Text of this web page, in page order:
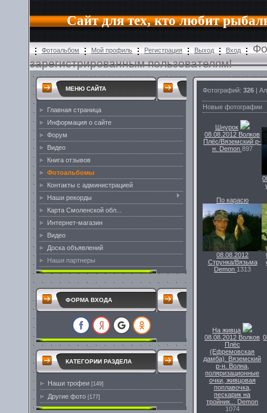
Сайт для тех, кто любит
Фотоальбом Мой профиль Регистрация Выход Вход
зарегистрированным пользователям!
МЕНЮ САЙТА
Главная страница
Информация о сайте
Форум
Видео
Книга отзывов
Фотоальбомы
Контакты с администрацией
Наши рекорды
Карта Смоленской обл...
Интернет-магазин
Видео
Доска объявлений
Наши партнеры
ФОРМА ВХОДА
КАТЕГОРИИ РАЗДЕЛА
Наши трофеи [149]
Другие фото [177]
Фотографий: 326 |
Новые фотографии
Шнурок
08.08.2012 Волков
Плёс/Вяземский р-
н. Demon 897
По карасю
08.08.2012
Струнка/Вязьма
Demon 1313
На живца
08.08.2012 Волков
Плёс
(Ефремовская
дамба). Вяземский
р-н. Волна,
поляризационные
очки, живцовая
поплавочка,
пескарик на
тройник...
Demon
1074